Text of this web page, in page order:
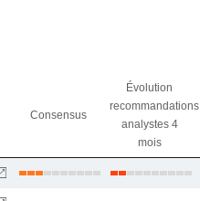
Consensus
Évolution
recommandations
analystes 4
mois